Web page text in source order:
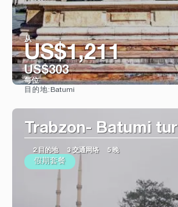
从
US$1,211
US$303
每位
目的地: Batumi
Trabzon- Batumi tur
2 目的地 3 交通网络 5 晚
假期套餐